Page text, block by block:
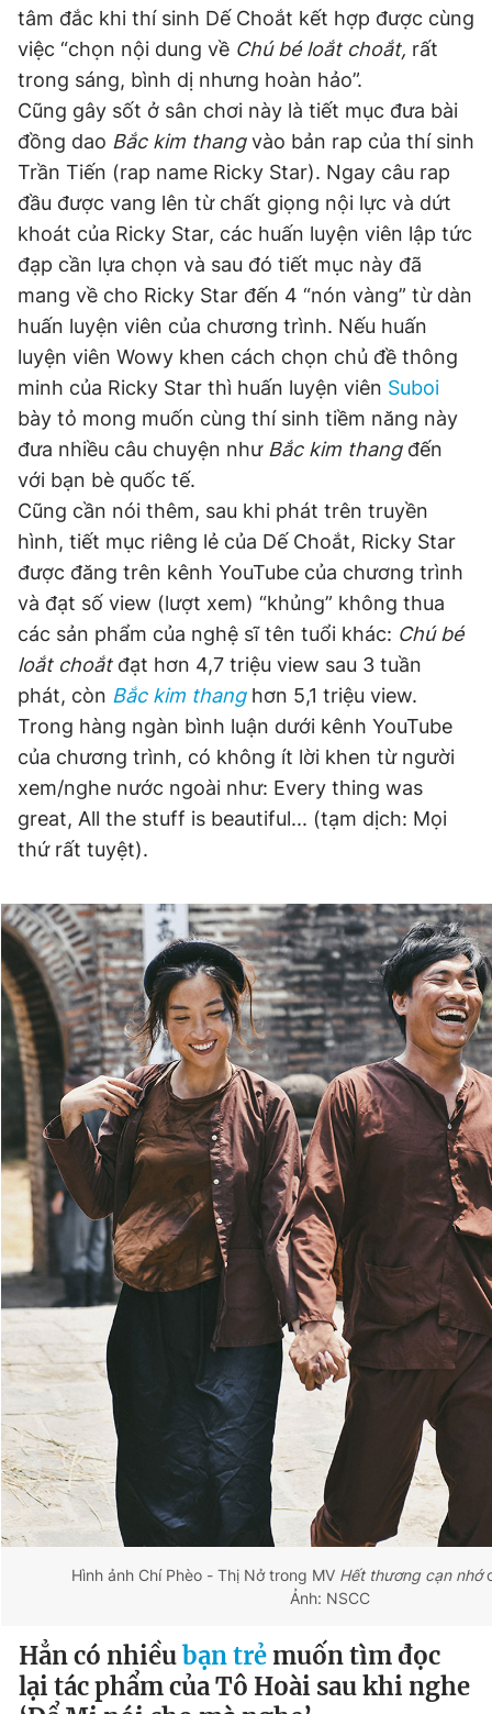
Hotline
0906 645 777
Liên hệ quảng cáo
0908 780 404
Đặt báo Quảng cáo RSS Tòa soạn Chính sách bảo
Tổng biên tập: Nguyễn Ngọc Toàn
Phó tổng biên tập thường trực: Hải Thành
Phó tổng biên tập: Lâm Hiếu Dũng
Phó tổng biên tập: Trần Việt Hưng
Tổng thư ký tòa soạn: Đức Trung
Giấy phép xuất bản số 110/GP - BTTTT cấp ngày 24.3.2020
© 2003-2026 Bản quyền thuộc về Báo Thanh Niên. Cấm sao
chép dưới mọi hình thức nếu không có sự chấp thuận bằng văn
bản. Phát triển bởi ePi Technologies, JSC.
tâm đắc khi thí sinh Dế Choắt kết hợp được cùng
việc “chọn nội dung về Chú bé loắt choắt, rất
trong sáng, bình dị nhưng hoàn hảo”.
Cũng gây sốt ở sân chơi này là tiết mục đưa bài
đồng dao Bắc kim thangvào bản rap của thí sinh
Trần Tiến (rap name Ricky Star). Ngay câu rap
đầu được vang lên từ chất giọng nội lực và dứt
khoát của Ricky Star, các huấn luyện viên lập tức
đạp cần lựa chọn và sau đó tiết mục này đã
mang về cho Ricky Star đến 4 “nón vàng” từ dàn
huấn luyện viên của chương trình. Nếu huấn
luyện viên Wowy khen cách chọn chủ đề thông
minh của Ricky Star thì huấn luyện viên Suboi
bày tỏ mong muốn cùng thí sinh tiềm năng này
đưa nhiều câu chuyện như Bắc kim thangđến
với bạn bè quốc tế.
Cũng cần nói thêm, sau khi phát trên truyền
hình, tiết mục riêng lẻ của Dế Choắt, Ricky Star
được đăng trên kênh YouTube của chương trình
và đạt số view (lượt xem) “khủng” không thua
các sản phẩm của nghệ sĩ tên tuổi khác: Chú bé
loắt choắt đạt hơn 4,7 triệu view sau 3 tuần
phát, còn Bắc kim thang hơn 5,1 triệu view.
Trong hàng ngàn bình luận dưới kênh YouTube
của chương trình, có không ít lời khen từ người
xem/nghe nước ngoài như: Every thing was
great, All the stuff is beautiful... (tạm dịch: Mọi
thứ rất tuyệt).
Hình ảnh Chí Phèo - Thị Nở trong MV Hết thương cạn nhớ
Ảnh: NSCC
Hẳn có nhiềubạn trẻmuốn tìm đọc
lại tác phẩm của Tô Hoài sau khi nghe